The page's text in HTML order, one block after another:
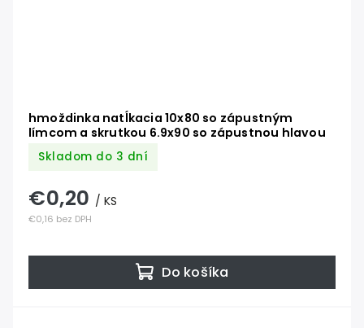
hmoždinka natĺkacia 10x80 so zápustným
límcom a skrutkou 6.9x90 so zápustnou hlavou
Skladom do 3 dní
€0,16 bez DPH
€0,20 / KS
Do košíka